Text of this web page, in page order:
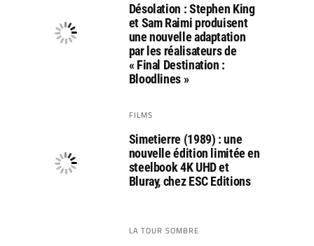
Désolation : Stephen King
et Sam Raimi produisent
une nouvelle adaptation
par les réalisateurs de
« Final Destination :
Bloodlines »
FILMS
Simetierre (1989) : une
nouvelle édition limitée en
steelbook 4K UHD et
Bluray, chez ESC Editions
LA TOUR SOMBRE